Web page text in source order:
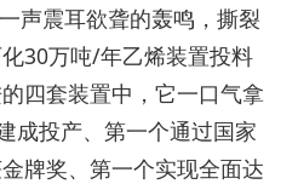
声震耳欲聋的轰鸣，撕裂
30万吨/年乙烯装置投料
四套装置中，它一口气拿
成投产、第一个通过国家
牌奖、第一个实现全面达